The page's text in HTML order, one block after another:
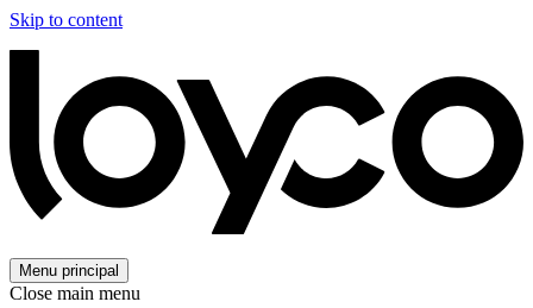
Skip to content
Menu principal
Close main menu